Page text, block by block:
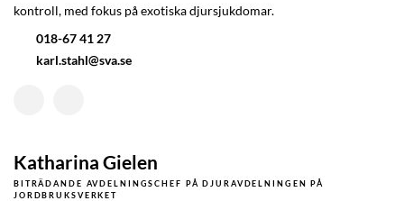
kontroll, med fokus på exotiska djursjukdomar.
018-67 41 27
karl.stahl@sva.se
Katharina Gielen
BITRÄDANDE AVDELNINGSCHEF PÅ DJURAVDELNINGEN PÅ
JORDBRUKSVERKET